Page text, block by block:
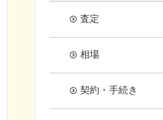
査定
相場
契約・手続き